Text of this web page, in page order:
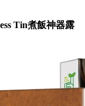
Tin煮飯神器露